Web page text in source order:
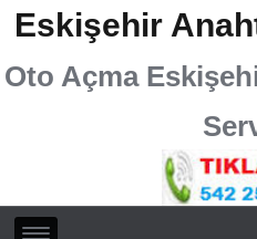
Eskişehir
Oto Açma